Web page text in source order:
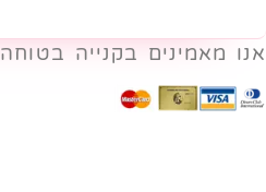
אנו מאמינים בקנייה בטוחה